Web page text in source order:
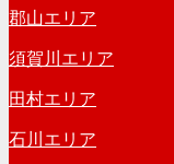
郡山エリア
須賀川エリア
田村エリア
石川エリア